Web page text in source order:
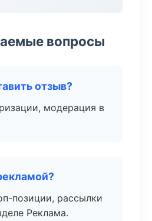
вопросы
отзыв?
модерация в
позиции, рассылки
Реклама.